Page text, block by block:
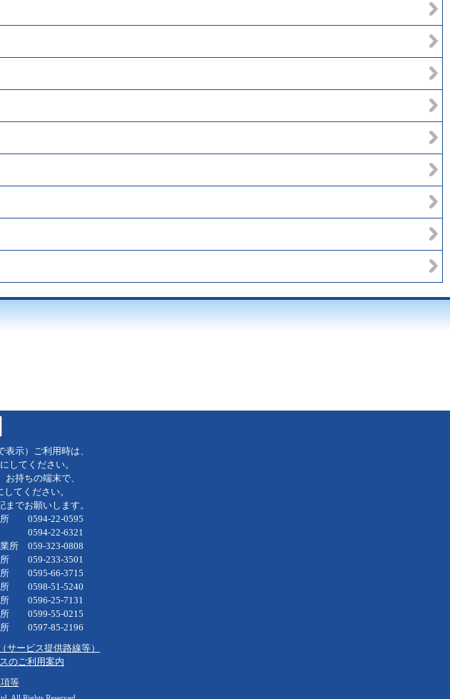
示）ご利用時は、
してください。
持ちの端末で、
てください。
でお願いします。
0594-22-0595
22-6321
059-323-0808
所 059-233-3501
0595-66-3715
0598-51-5240
25-7131
0599-55-0215
0597-85-2196
サービス提供路線等）
のご利用案内
等